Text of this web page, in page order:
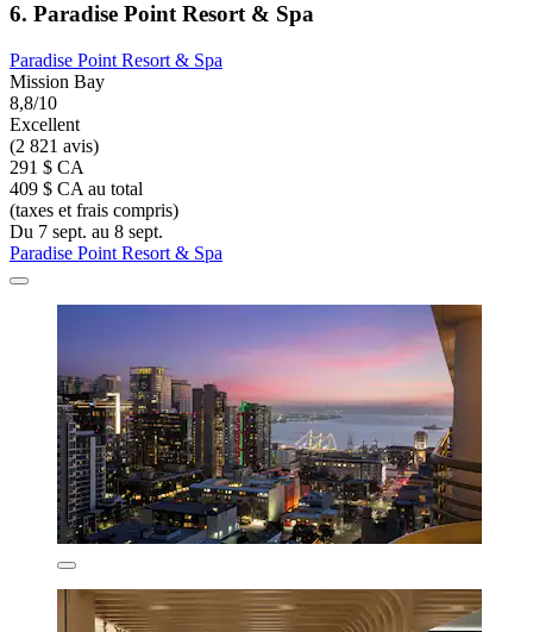
6. Paradise Point Resort & Spa
Paradise Point Resort & Spa
Mission Bay
8,8/10
Excellent
(2 821 avis)
291 $ CA
409 $ CA au total
(taxes et frais compris)
Du 7 sept. au 8 sept.
Paradise Point Resort & Spa